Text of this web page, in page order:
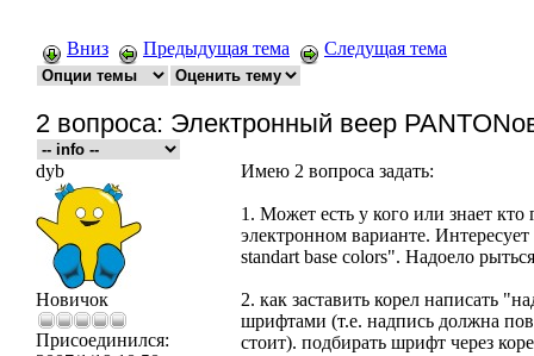
Вниз Предыдущая тема Следущая тема
2 вопроса: Электронный веер
dyb
Новичок
Присоединился:
Имею 2 вопроса задать:
1. Может есть у кого или знает кто
электронном варианте.
standart base colors". Надоело
2. как заставить корел написать
шрифтами (т.е. надпись должна
стоит). подбирать шрифт через